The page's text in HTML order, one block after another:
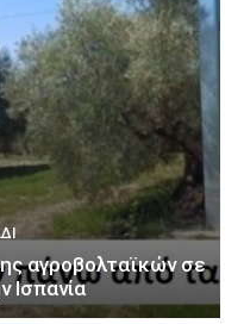
αγροβολταϊκών σε
Ισπανία